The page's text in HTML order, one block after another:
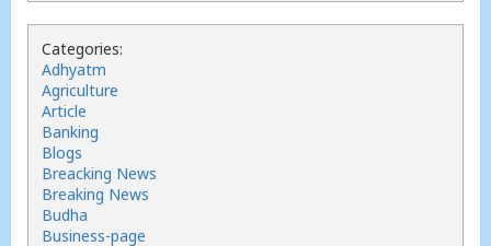
Categories:
Adhyatm
Agriculture
Article
Banking
Blogs
Breacking News
Breaking News
Budha
Business-page